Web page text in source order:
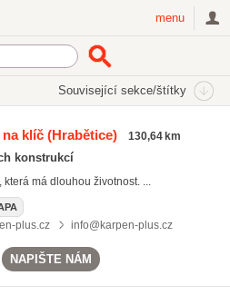
menu
Související sekce/štítky
Všechny související štítky
na klíč(Hrabětice) 130,64 km
konstrukcí
má dlouhou životnost. ...
plus.cz info@karpen-plus.cz
NAPIŠTE NÁM